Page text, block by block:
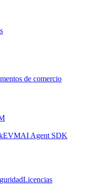
de comercio
AI Agent SDK
Licencias